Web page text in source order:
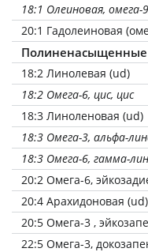
18:1 Олеиновая, омега-
20:1 Гадолеиновая
18:2 Линолевая (ud)
18:2 Омега-6, цис, цис
18:3 Линоленовая (ud)
18:3 Омега-3, альфа-
18:3 Омега-6, гамма-
20:2 Омега-6,
20:4 Арахидоновая (ud)
20:5 Омега-3 ,
22:5 Омега-3,